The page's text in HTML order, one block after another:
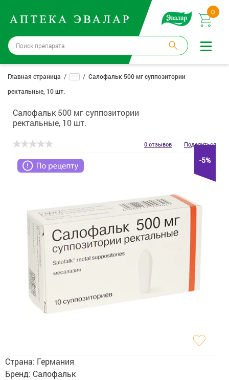
0
Москва→
12 аптек
Войти |
Доставка и оплата
Способ получения:
не выбран,изменить
Эвалар
Косметика
Гигиена
Изделия медицинского назначения
Планирование семьи
Медтехника
Мама и малыш
Главная страница ...
Салофальк 500 мг суппозитории
ректальные, 10 шт.
Салофальк 500 мг суппозитории
ректальные, 10 шт.
0 отзывов Поделиться
-5%
Страна: Германия
Бренд: Салофальк